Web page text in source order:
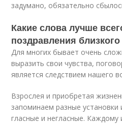
задумано, обязательно
Какие слова лучше
поздравления
Для многих бывает очень
выразить свои чувства,
является следствием нашего
Взрослея и приобретая
запоминаем разные
гласные и негласные. Каждому